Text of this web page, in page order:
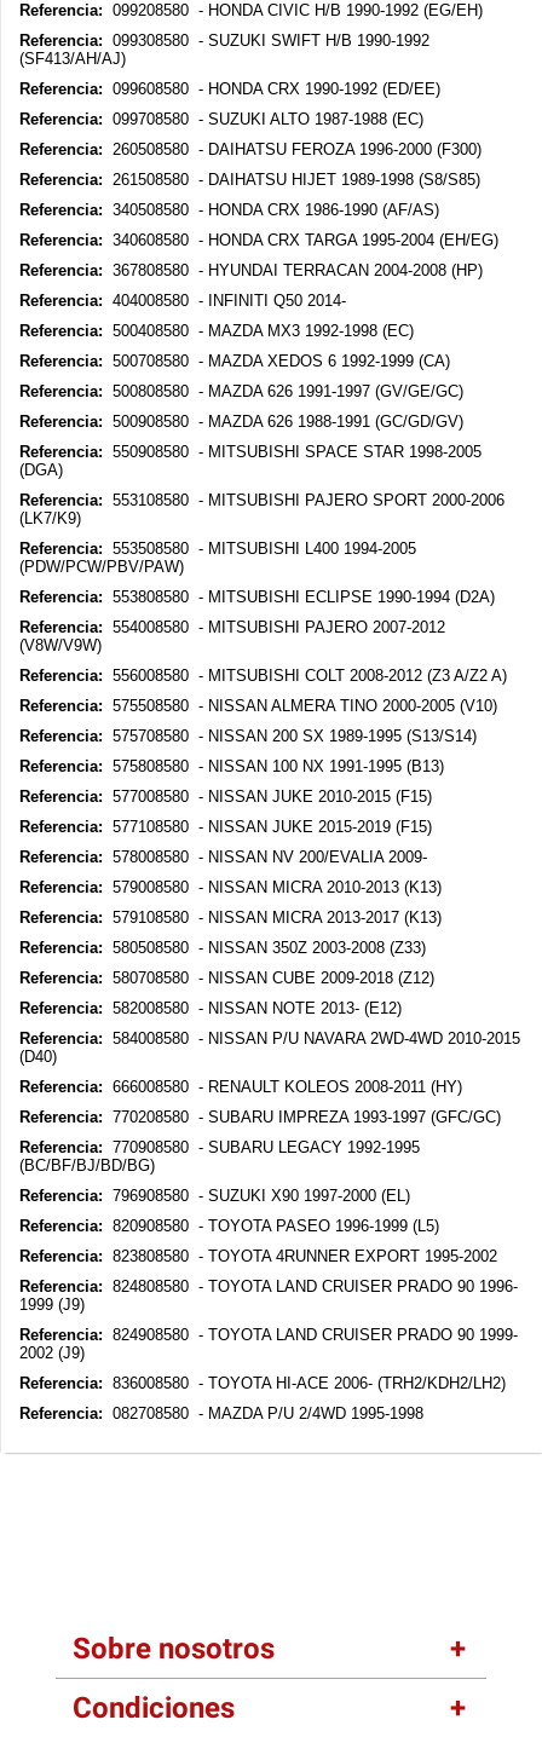
Referencia: 099208580 - HONDA CIVIC H/B 1990-1992 (EG/EH)
Referencia: 099308580 - SUZUKI SWIFT H/B 1990-1992
(SF413/AH/AJ)
Referencia: 099608580 - HONDA CRX 1990-1992 (ED/EE)
Referencia: 099708580 - SUZUKI ALTO 1987-1988 (EC)
Referencia: 260508580 - DAIHATSU FEROZA 1996-2000 (F300)
Referencia: 261508580 - DAIHATSU HIJET 1989-1998 (S8/S85)
Referencia: 340508580 - HONDA CRX 1986-1990 (AF/AS)
Referencia: 340608580 - HONDA CRX TARGA 1995-2004 (EH/EG)
Referencia: 367808580 - HYUNDAI TERRACAN 2004-2008 (HP)
Referencia: 404008580 - INFINITI Q50 2014-
Referencia: 500408580 - MAZDA MX3 1992-1998 (EC)
Referencia: 500708580 - MAZDA XEDOS 6 1992-1999 (CA)
Referencia: 500808580 - MAZDA 626 1991-1997 (GV/GE/GC)
Referencia: 500908580 - MAZDA 626 1988-1991 (GC/GD/GV)
Referencia: 550908580 - MITSUBISHI SPACE STAR 1998-2005
(DGA)
Referencia: 553108580 - MITSUBISHI PAJERO SPORT 2000-2006
(LK7/K9)
Referencia: 553508580 - MITSUBISHI L400 1994-2005
(PDW/PCW/PBV/PAW)
Referencia: 553808580 - MITSUBISHI ECLIPSE 1990-1994 (D2A)
Referencia: 554008580 - MITSUBISHI PAJERO 2007-2012
(V8W/V9W)
Referencia: 556008580 - MITSUBISHI COLT 2008-2012 (Z3 A/Z2 A)
Referencia: 575508580 - NISSAN ALMERA TINO 2000-2005 (V10)
Referencia: 575708580 - NISSAN 200 SX 1989-1995 (S13/S14)
Referencia: 575808580 - NISSAN 100 NX 1991-1995 (B13)
Referencia: 577008580 - NISSAN JUKE 2010-2015 (F15)
Referencia: 577108580 - NISSAN JUKE 2015-2019 (F15)
Referencia: 578008580 - NISSAN NV 200/EVALIA 2009-
Referencia: 579008580 - NISSAN MICRA 2010-2013 (K13)
Referencia: 579108580 - NISSAN MICRA 2013-2017 (K13)
Referencia: 580508580 - NISSAN 350Z 2003-2008 (Z33)
Referencia: 580708580 - NISSAN CUBE 2009-2018 (Z12)
Referencia: 582008580 - NISSAN NOTE 2013- (E12)
Referencia: 584008580 - NISSAN P/U NAVARA 2WD-4WD 2010-2015
(D40)
Referencia: 666008580 - RENAULT KOLEOS 2008-2011 (HY)
Referencia: 770208580 - SUBARU IMPREZA 1993-1997 (GFC/GC)
Referencia: 770908580 - SUBARU LEGACY 1992-1995
(BC/BF/BJ/BD/BG)
Referencia: 796908580 - SUZUKI X90 1997-2000 (EL)
Referencia: 820908580 - TOYOTA PASEO 1996-1999 (L5)
Referencia: 823808580 - TOYOTA 4RUNNER EXPORT 1995-2002
Referencia: 824808580 - TOYOTA LAND CRUISER PRADO 90 1996-
1999 (J9)
Referencia: 824908580 - TOYOTA LAND CRUISER PRADO 90 1999-
2002 (J9)
Referencia: 836008580 - TOYOTA HI-ACE 2006- (TRH2/KDH2/LH2)
Referencia: 082708580 - MAZDA P/U 2/4WD 1995-1998
Sobre nosotros
Condiciones